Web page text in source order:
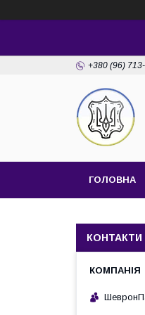
+380 (96)
ГОЛОВНА
КОНТАКТИ